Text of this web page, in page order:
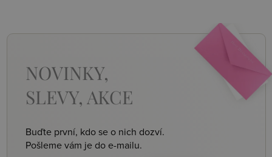
NOVINKY,
SLEVY, AKCE
Buďte první, kdo se o nich dozví.
Pošleme vám je do e-mailu.